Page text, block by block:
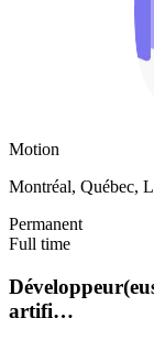
Motion
Montréal, Québec,
Permanent
Full time
artifi…